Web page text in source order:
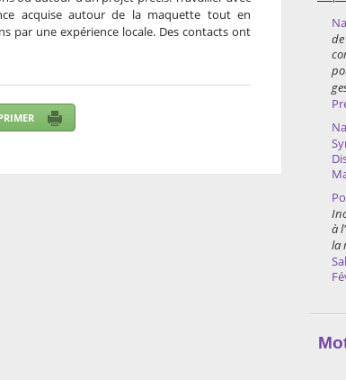
acquise autour de la maquette tout en
par une expérience locale. Des contacts ont
à
la